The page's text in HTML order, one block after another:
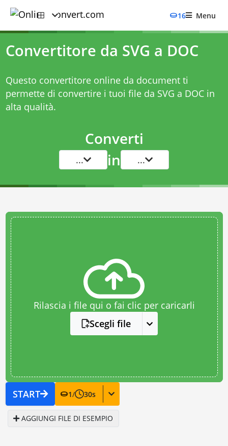
16 Menu
Convertitore da SVG a DOC
Questo convertitore online da document ti
permette di convertire i tuoi file da SVG a DOC in
alta qualità.
Converti
... in ...
Rilascia i file qui o fai clic per caricarli
Scegli file
START 1/ 30s
AGGIUNGI FILE DI ESEMPIO